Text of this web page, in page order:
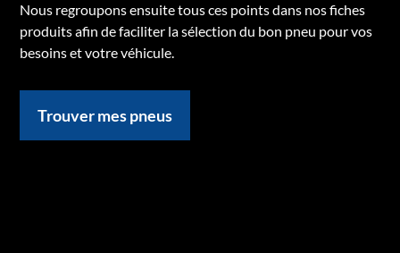
Nous regroupons ensuite tous ces points dans nos fiches
produits afin de faciliter la sélection du bon pneu pour vos
besoins et votre véhicule.
Trouver mes pneus